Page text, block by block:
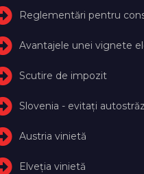
Reglementări pentru
Avantajele unei vignete
Scutire de impozit
Slovenia - evitați
Austria vinietă
Elveţia vinietă